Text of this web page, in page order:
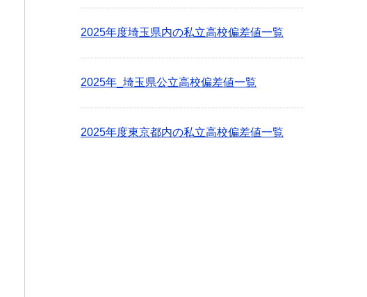
2025年度埼玉県内の私立高校偏差値一覧
2025年_埼玉県公立高校偏差値一覧
2025年度東京都内の私立高校偏差値一覧